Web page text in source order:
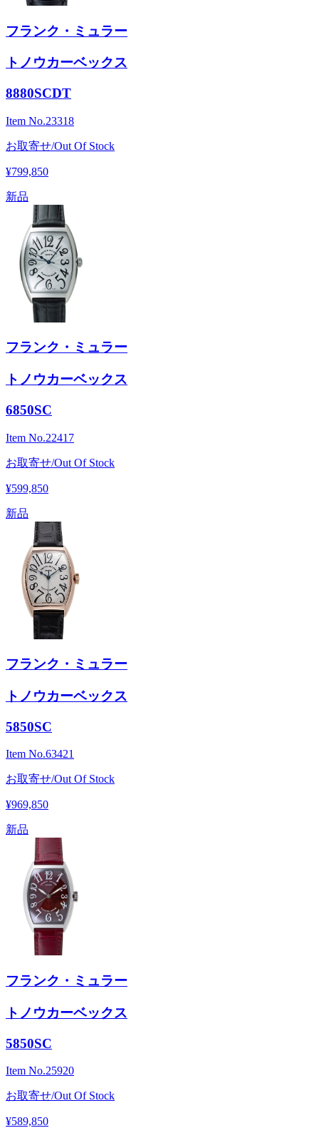
フランク・ミュラー
トノウカーベックス
8880SCDT
Item No.23318
お取寄せ/Out Of Stock
¥799,850
新品
フランク・ミュラー
トノウカーベックス
6850SC
Item No.22417
お取寄せ/Out Of Stock
¥599,850
新品
フランク・ミュラー
トノウカーベックス
5850SC
Item No.63421
お取寄せ/Out Of Stock
¥969,850
新品
フランク・ミュラー
トノウカーベックス
5850SC
Item No.25920
お取寄せ/Out Of Stock
¥589,850